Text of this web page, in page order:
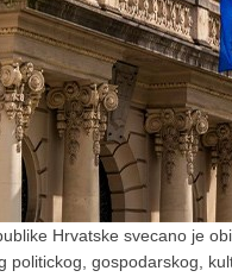
Hrvatske svecano je
politickog, gospodarskog,